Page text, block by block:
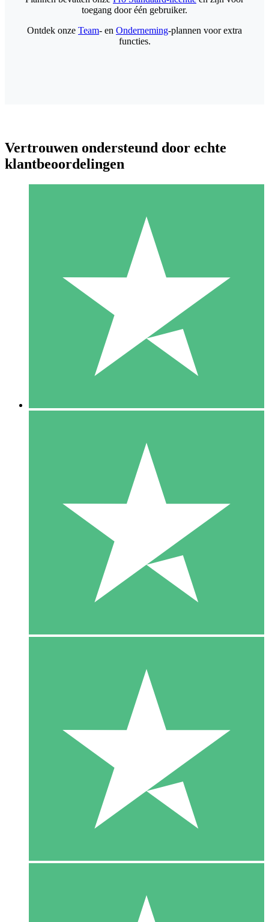
Individuele Creditpakketten
Betaal per gebruik met downloadtegoeden. Geen maandelijkse
1000
10 Downloaden
20 00
toegang door één gebruiker.
Ontdek onze Team- en Onderneming-plannen voor extra
functies.
Vertrouwen ondersteund door echte
klantbeoordelingen